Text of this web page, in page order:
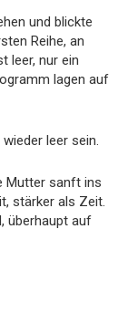
und blickte
Reihe, an
leer, nur ein
lagen auf
leer sein.
Mutter sanft ins
stärker als Zeit.
überhaupt auf